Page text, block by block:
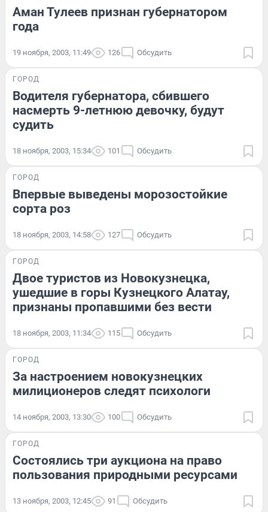
Аман Тулеев признан губернатором
года
19 ноября, 2003, 11:49 126 Обсудить
ГОРОД
Водителя губернатора, сбившего
насмерть 9-летнюю девочку, будут
судить
18 ноября, 2003, 15:34 101 Обсудить
ГОРОД
Впервые выведены морозостойкие
сорта роз
18 ноября, 2003, 14:58 127 Обсудить
ГОРОД
Двое туристов из Новокузнецка,
ушедшие в горы Кузнецкого Алатау,
признаны пропавшими без вести
18 ноября, 2003, 11:34 115 Обсудить
ГОРОД
За настроением новокузнецких
милиционеров следят психологи
14 ноября, 2003, 13:30 100 Обсудить
ГОРОД
Состоялись три аукциона на право
пользования природными ресурсами
13 ноября, 2003, 12:45 91 Обсудить